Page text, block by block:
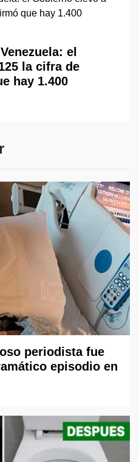
el
la cifra de
hay 1.400
periodista fue
episodio en